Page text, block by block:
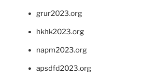
grur2023.org
hkhk2023.org
napm2023.org
apsdfd2023.org